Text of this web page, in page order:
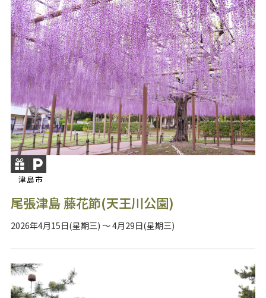
津島市
尾張津島 藤花節(天王川公園)
2026年4月15日(星期三) ～ 4月29日(星期三)